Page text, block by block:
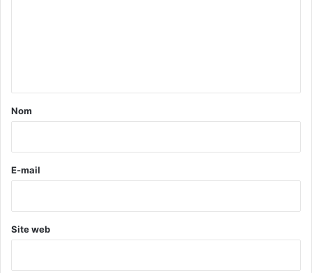
a
e
Nom
E-mail
Site web